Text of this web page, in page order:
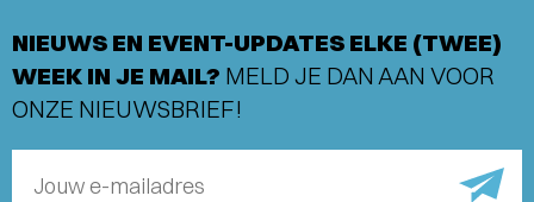
NIEUWS EN EVENT-UPDATES ELKE (TWEE)
WEEK IN JE MAIL? MELD JE DAN AAN VOOR
ONZE NIEUWSBRIEF!
Jouw e-mailadres